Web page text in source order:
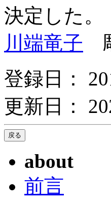
決定した
川端竜子
登録日：
更新日：
about
前言